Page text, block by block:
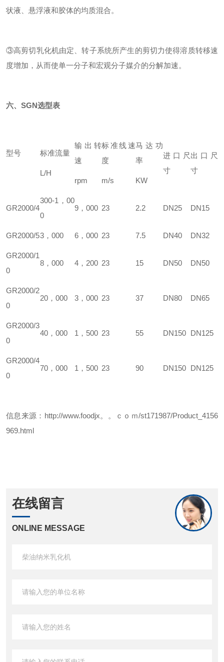
状液、悬浮液和胶体的均质混合。
③高剪切乳化机由定、转子系统所产生的剪切力使得溶质转移速
度增加，从而使单一分子和宏观分子媒介的分解加速。
六、SGN选型表
型号 标准流量
L/H
输出转
速
rpm
标准线速
度
m/s
马达功
率
KW
进口尺
寸
出口尺
寸
GR2000/4
300-1，00
0
9，000 23 2.2 DN25 DN15
GR2000/53，000 6，000 23 7.5 DN40 DN32
GR2000/1
0
8，000 4，200 23 15 DN50 DN50
GR2000/2
0
20，000 3，000 23 37 DN80 DN65
GR2000/3
0
40，000 1，500 23 55 DN150 DN125
GR2000/4
0
70，000 1，500 23 90 DN150 DN125
信息来源：http://www.foodjx。。ｃｏｍ/st171987/Product_4156
969.html
在线留言
ONLINE MESSAGE